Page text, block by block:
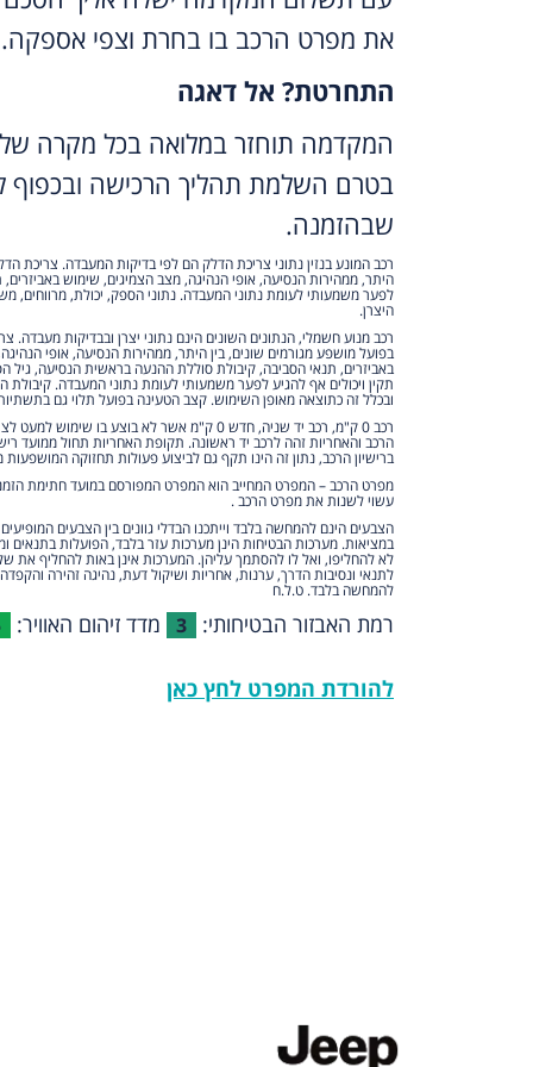
את מפרט הרכב בו בחרת וצפי אספקה.
התחרטת? אל דאגה
המקדמה תוחזר במלואה בכל מקרה
בטרם השלמת תהליך הרכישה ובכפוף
שבהזמנה.
רכב המונע בנזין נתוני צריכת הדלק הם לפי בדיקות המעבדה. צריכת
היתר, ממהירות הנסיעה, אופי הנהיגה, מצב הצמיגים, שימוש באביזרים,
לפער משמעותי לעומת נתוני המעבדה. נתוני הספק, יכולת, מרווחים,
היצרן.
רכב מנוע חשמלי, הנתונים השונים הינם נתוני יצרן ובבדיקות מעבדה.
בפועל מושפע מגורמים שונים, בין היתר, ממהירות הנסיעה, אופי
באביזרים, תנאי הסביבה, קיבולת סוללת ההנעה בראשית הנסיעה, גיל
תקין ויכולים אף להגיע לפער משמעותי לעומת נתוני המעבדה.
ובכלל זה כתוצאה מאופן השימוש. קצב הטעינה בפועל תלוי גם
רכב 0 ק"מ, רכב יד שניה, חדש 0 ק"מ אשר לא בוצע בו
הרכב והאחריות זהה לרכב יד ראשונה. תקופת האחריות תחול ממועד
ברישיון הרכב, נתון זה הינו תקף גם לביצוע פעולות תחזוקה המושפעות
מפרט הרכב – המפרט המחייב הוא המפרט המפורסם במועד חתימת
עשוי לשנות את מפרט הרכב .
הצבעים הינם להמחשה בלבד וייתכנו הבדלי גוונים בין הצבעים
במציאות. מערכות הבטיחות הינן מערכות עזר בלבד, הפועלות בתנאים
לא להחליפו, ואל לו להסתמך עליהן. המערכות אינן באות להחליף את
לתנאי ונסיבות הדרך, ערנות, אחריות ושיקול דעת, נהיגה זהירה
להמחשה בלבד. ט.ל.ח
רמת האבזור הבטיחותי: 3 מדד זיהום האוויר:
להורדת המפרט לחץ כאן